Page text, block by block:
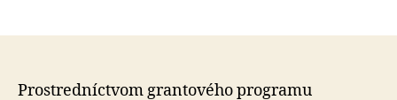
Prostredníctvom grantového programu